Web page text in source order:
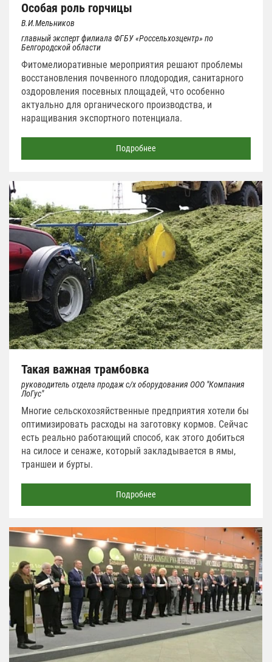
Особая роль горчицы
В.И.Мельников
главный эксперт филиала ФГБУ «Россельхозцентр» по
Белгородской области
Фитомелиоративные мероприятия решают проблемы
восстановления почвенного плодородия, санитарного
оздоровления посевных площадей, что особенно
актуально для органического производства, и
наращивания экспортного потенциала.
Подробнее
Такая важная трамбовка
руководитель отдела продаж с/х оборудования ООО "Компания
ЛоГус"
Многие сельскохозяйственные предприятия хотели бы
оптимизировать расходы на заготовку кормов. Сейчас
есть реально работающий способ, как этого добиться
на силосе и сенаже, который закладывается в ямы,
траншеи и бурты.
Подробнее